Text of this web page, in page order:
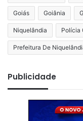
Goiás Goiânia
Niquelândia Polícia
Prefeitura De
Publicidade